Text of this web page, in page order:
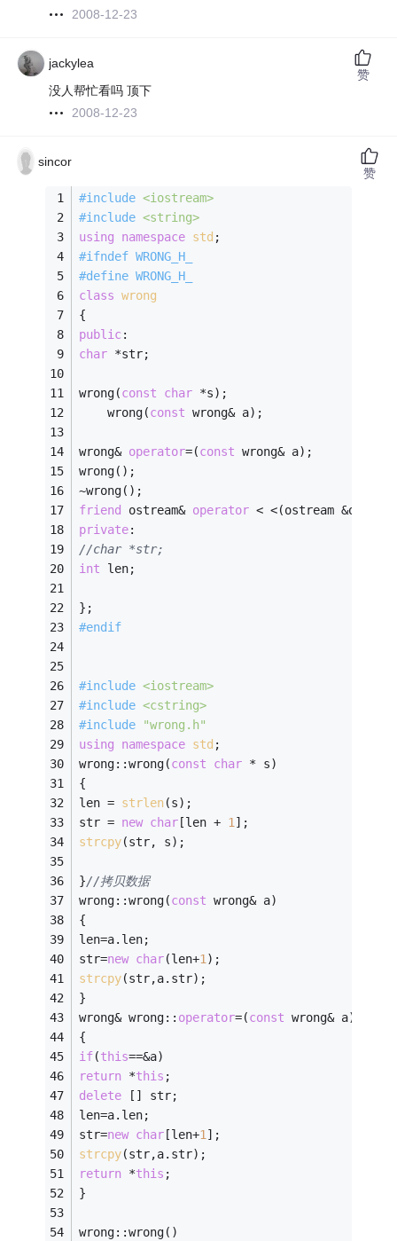
2008-12-23
jackylea
没人帮忙看吗 顶下
2008-12-23
赞
sincor
#include <iostream>
#include <string>
using
namespace std ;
#ifndef WRONG_H_
#define WRONG_H_
class wrong
{
public:
char *str;
wrong(const char *s);
    wrong(
const wrong& a);
wrong& operator=(const wrong& a);
wrong();
~wrong();
friend
ostream& operator < <(ostream &os,
private:
//char *str;
int len;
};
#endif
#include <iostream>
#include <cstring>
#include
"wrong.h"
using
namespace std ;
wrong::wrong(const char * s)
{
len = strlen(s);
str = new char [len + 1];
strcpy(str, s);
}//拷贝数据
wrong::wrong(const wrong& a)
{
len=a.len;
str=new char(len+1);
strcpy(str,a.str);
}
wrong& wrong:: operator=(const wrong& a)
{
if(this==&a)
return *this ;
delete [] str;
len=a.len;
str=new char [len+1];
strcpy(str,a.str);
return *this ;
}
wrong::wrong()
赞